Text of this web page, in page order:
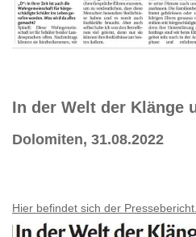
In der Welt der Klänge
Dolomiten, 31.08.2022
Hier befindet sich der Pressebericht.